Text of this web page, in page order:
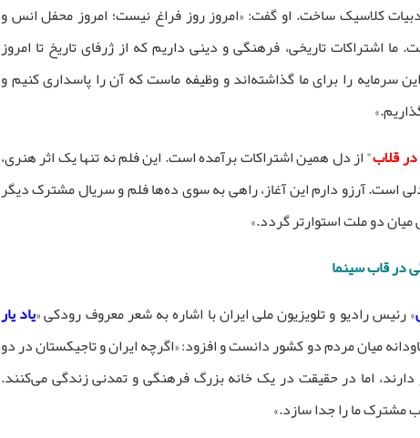
کلاسیک ساخت. او گفت: «امروز روز فراغ نیست؛ امروز محفل انس و
ما اشتراکات تاریخی، فرهنگی و دینی داریم که از ژرفای تاریخ تا امروز
سرمایه را برای ما گذاشته‌اند و وظیفه ماست که آن را پاسداری کنیم و
قلاب" از دل همین اشتراکات برآمده است. این فلم نه تنها یک اثر هنری،
است. آرزو دارم این آغاز، راهی به سوی ده‌ها فلم و سریال مشترک دیگر
دو ملت استوارتر گردد.»
در قاب سینما
» رئیس رادیو و تلویزیون ملی ایران با اشاره به شعر معروف رودکی «یاد یار
میان مردم دو کشور دانست و افزود: «اگرچه ایران و تاجیکستان در دو
دارند، اما در حقیقت در یک خانه بزرگ فرهنگی و تمدنی زندگی می‌کنند.
مشترک ما را جدا سازد.»